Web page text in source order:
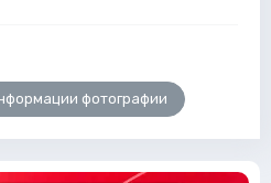
фотографии